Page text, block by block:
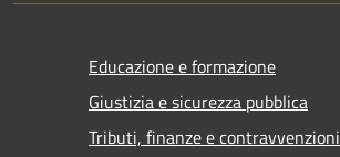
Educazione e formazione
Giustizia e sicurezza pubblica
Tributi, finanze e contravvenzioni